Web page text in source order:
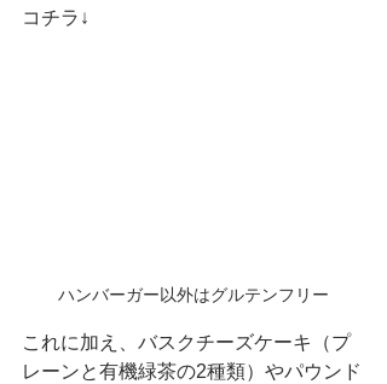
コチラ↓
ハンバーガー以外はグルテンフリー
これに加え、バスクチーズケーキ（プ
レーンと有機緑茶の2種類）やパウンド